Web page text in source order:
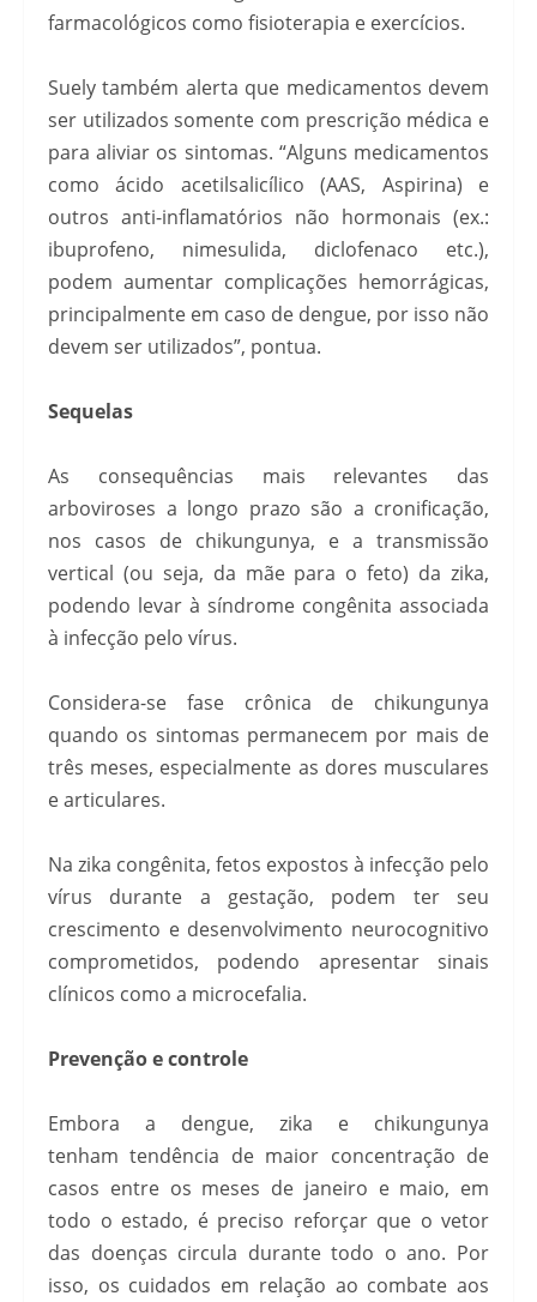
farmacológicos como fisioterapia e exercícios.
Suely também alerta que medicamentos devem
ser utilizados somente com prescrição médica e
para aliviar os sintomas. “Alguns medicamentos
como ácido acetilsalicílico (AAS, Aspirina) e
outros anti-inflamatórios não hormonais (ex.:
ibuprofeno, nimesulida, diclofenaco etc.),
podem aumentar complicações hemorrágicas,
principalmente em caso de dengue, por isso não
devem ser utilizados”, pontua.
Sequelas
As consequências mais relevantes das
arboviroses a longo prazo são a cronificação,
nos casos de chikungunya, e a transmissão
vertical (ou seja, da mãe para o feto) da zika,
podendo levar à síndrome congênita associada
à infecção pelo vírus.
Considera-se fase crônica de chikungunya
quando os sintomas permanecem por mais de
três meses, especialmente as dores musculares
e articulares.
Na zika congênita, fetos expostos à infecção pelo
vírus durante a gestação, podem ter seu
crescimento e desenvolvimento neurocognitivo
comprometidos, podendo apresentar sinais
clínicos como a microcefalia.
Prevenção e controle
Embora a dengue, zika e chikungunya
tenham tendência de maior concentração de
casos entre os meses de janeiro e maio, em
todo o estado, é preciso reforçar que o vetor
das doenças circula durante todo o ano. Por
isso, os cuidados em relação ao combate aos